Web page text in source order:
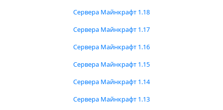
Сервера Майнкрафт 1.18
Сервера Майнкрафт 1.17
Сервера Майнкрафт 1.16
Сервера Майнкрафт 1.15
Сервера Майнкрафт 1.14
Сервера Майнкрафт 1.13